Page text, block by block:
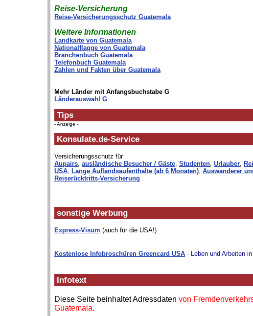
Reise-Versicherung
Reise-Versicherungsschutz Guatemala
Weitere Informationen
Landkarte von Guatemala
Nationalflagge von Guatemala
Branchenbuch Guatemala
Telefonbuch Guatemala
Zahlen und Fakten über Guatemala
Mehr Länder mit Anfangsbuchstabe G
Länderauswahl G
Tips
- Anzeige -
Konsulate.de-Service
Versicherungsschutz für
Aupairs, ausländische Besucher / Gäste, Studenten, Urlauber,
USA, Lange Auflandsaufenthalte (ab 6 Monaten), Auswanderer
Reiserücktritts-Versicherung
sonstige Werbung
Express-Visum (auch für die USA!)
Kostenlose Infobroschüren Greencard USA - Leben und Arbeiten
Infotext
Diese Seite beinhaltet Adressdaten von
Guatemala.